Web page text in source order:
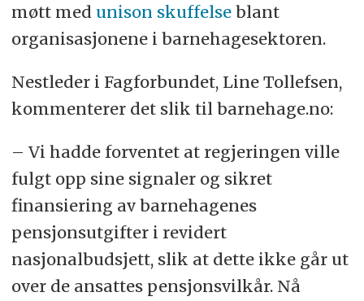
møtt med unison skuffelseblant
organisasjonene i barnehagesektoren.
Nestleder i Fagforbundet, Line Tollefsen,
kommenterer det slik til barnehage.no:
– Vi hadde forventet at regjeringen ville
fulgt opp sine signaler og sikret
finansiering av barnehagenes
pensjonsutgifter i revidert
nasjonalbudsjett, slik at dette ikke går ut
over de ansattes pensjonsvilkår. Nå